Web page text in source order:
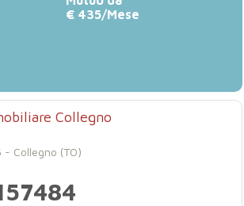
€ 435/Mese
Collegno
- Collegno (TO)